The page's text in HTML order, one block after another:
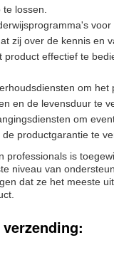
lossen.
voor
zij over de kennis en
product effectief te
om het
en de levensduur te
om
productgarantie te
professionals is
niveau van
dat ze het meeste